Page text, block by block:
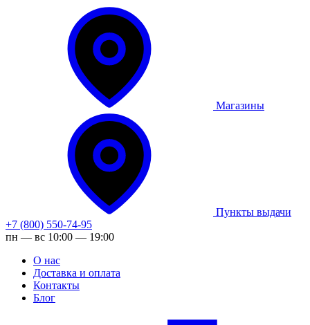
Магазины
Пункты выдачи
+7 (800) 550-74-95
пн — вс 10:00 — 19:00
О нас
Доставка и оплата
Контакты
Блог